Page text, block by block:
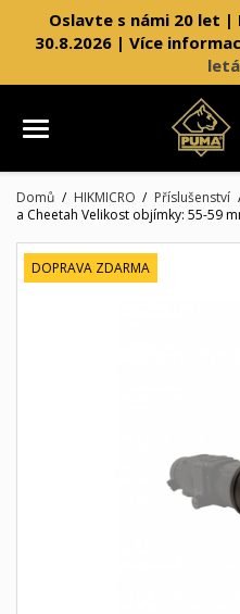
Oslavte s námi 20 let |
30.8.2026 | Více
Domů HIKMICRO Příslušenství
a Cheetah Velikost objímky: 55-59
DOPRAVA ZDARMA